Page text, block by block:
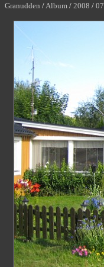
Granudden /Album / 2008 / 07